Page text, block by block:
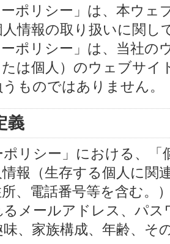
ポリシー」は、本ウェ
情報の取り扱いに関し
ポリシー」は、当社の
は個人）のウェブサイ
ものではありません。
義
ポリシー」における、
報（生存する個人に関
、電話番号等を含む。
メールアドレス、パ
、家族構成、年齢、そ